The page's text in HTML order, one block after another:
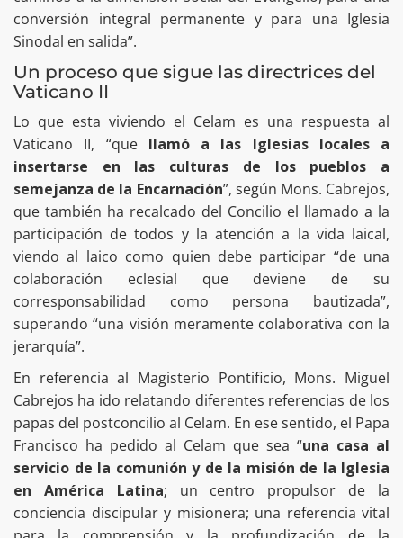
conversión integral permanente y para una Iglesia
Sinodal en salida”.
Un proceso que sigue las directrices del
Vaticano II
Lo que esta viviendo el Celam es una respuesta al
Vaticano II, “que llamó a las Iglesias locales a
insertarse en las culturas de los pueblos a
semejanza de la Encarnación”, según Mons. Cabrejos,
que también ha recalcado del Concilio el llamado a la
participación de todos y la atención a la vida laical,
viendo al laico como quien debe participar “de una
colaboración eclesial que deviene de su
corresponsabilidad como persona bautizada”,
superando “una visión meramente colaborativa con la
jerarquía”.
En referencia al Magisterio Pontificio, Mons. Miguel
Cabrejos ha ido relatando diferentes referencias de los
papas del postconcilio al Celam. En ese sentido, el Papa
Francisco ha pedido al Celam que sea “una casa al
servicio de la comunión y de la misión de la Iglesia
en América Latina; un centro propulsor de la
conciencia discipular y misionera; una referencia vital